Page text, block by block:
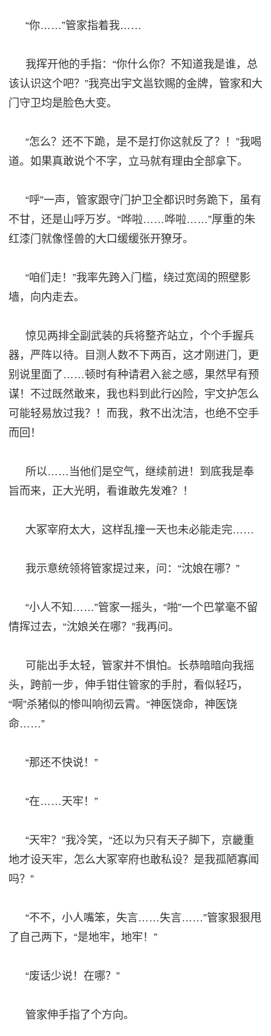
“你……”管家指着我……
我挥开他的手指： “你什么你？不知道我是谁，总
该认识这个吧？”我亮出宇文邕钦赐的金牌，管家和大
门守卫均是脸色大变。
“怎么？还不下跪，是不是打你这就反了？！”我喝
道。如果真敢说个不字，立马就有理由全部拿下。
“呼”一声，管家跟守门护卫全都识时务跪下，虽有
不甘，还是山呼万岁。“哗啦……哗啦……”厚重的朱
红漆门就像怪兽的大口缓缓张开獠牙。
“咱们走！”我率先跨入门槛，绕过宽阔的照壁影
墙，向内走去。
惊见两排全副武装的兵将整齐站立，个个手握兵
器，严阵以待。目测人数不下两百，这才刚进门，更
别说里面了 ……顿时有种请君入瓮之感，果然早有预
谋！不过既然敢来，我也料到此行凶险，宇文护怎么
可能轻易放过我？！而我，救不出沈洁，也绝不空手
而回！
所以……当他们是空气，继续前进！到底我是奉
旨而来，正大光明，看谁敢先发难？！
大冢宰府太大，这样乱撞一天也未必能走完……
我示意统领将管家提过来，问： “沈娘在哪？”
“小人不知……”管家一摇头，“啪”一个巴掌毫不留
情挥过去，“沈娘关在哪？”我再问。
可能出手太轻，管家并不惧怕。长恭暗暗向我摇
头，跨前一步 ，伸手钳住管家的手肘，看似轻巧，
“啊”杀猪似的惨叫响彻云霄。“神医饶命，神医饶
命……”
“那还不快说！”
“在……天牢！”
“天牢？”我冷笑，“还以为只有天子脚下，京畿重
地才设天牢，怎么大冢宰府也敢私设？是我孤陋寡闻
吗？ ”
“不不，小人嘴笨，失言……失言……”管家狠狠甩
了自己两下， “是地牢，地牢！”
“废话少说！在哪？”
管家伸手指了个方向。